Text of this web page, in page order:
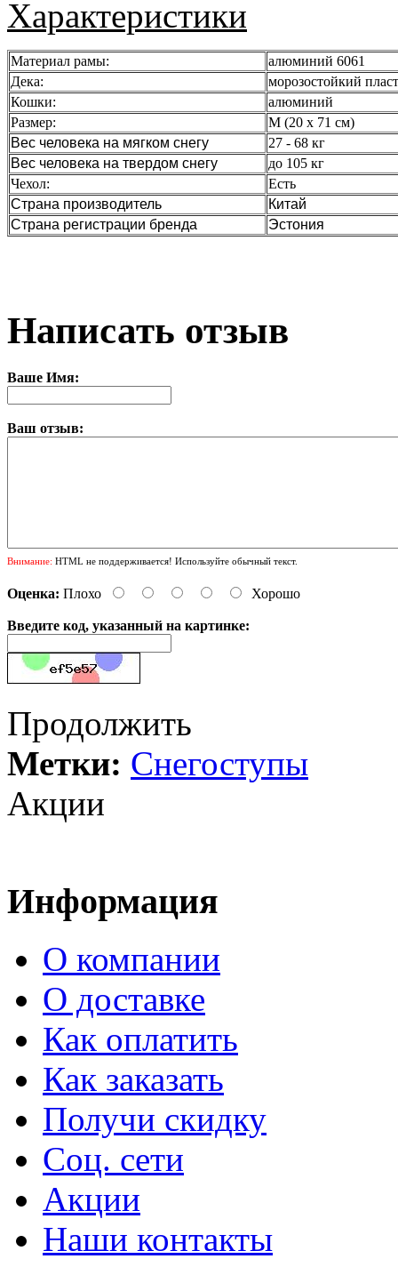
Характеристики
Материал рамы:
алюминий 6061
Дека:
морозостойкий
Кошки:
алюминий
Размер:
M (20 х 71 см)
Вес человека на мягком снегу
27 - 68 кг
Вес человека на твердом снегу
до 105 кг
Чехол:
Есть
Страна производитель
Китай
Страна регистрации бренда
Эстония
Написать отзыв
Ваше Имя:
Ваш отзыв:
Внимание: HTML не поддерживается! Используйте обычный текст.
Оценка: Плохо Хорошо
Введите код, указанный на картинке:
Продолжить
Метки: Cнегоступы
Акции
Информация
О компании
О доставке
Как оплатить
Как заказать
Получи скидку
Соц. сети
Акции
Наши контакты